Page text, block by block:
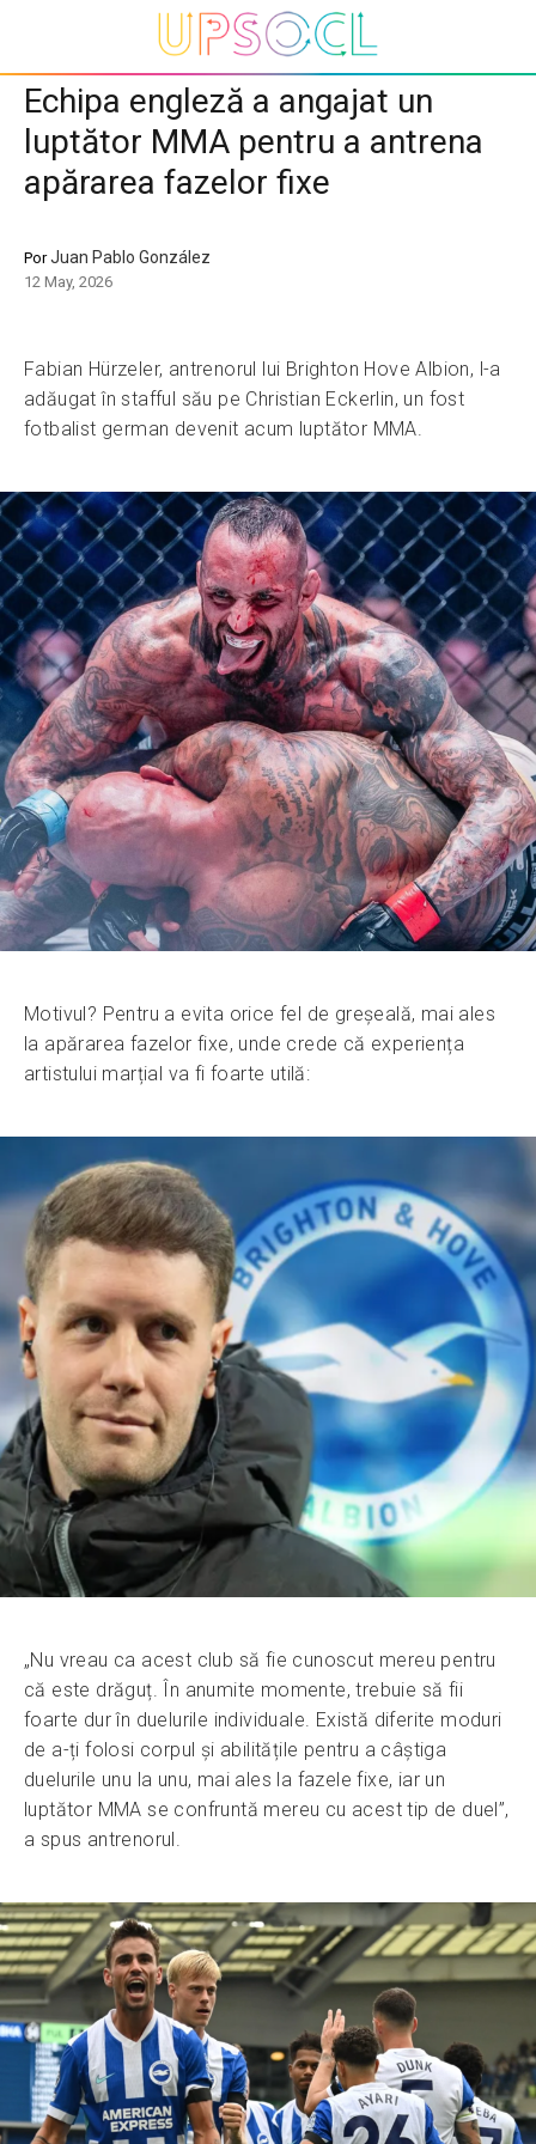
Echipa engleză a angajat un
luptător MMA pentru a antrena
apărarea fazelor fixe
PorJuan Pablo González
12 May, 2026
Fabian Hürzeler, antrenorul lui Brighton Hove Albion, l-a
adăugat în stafful său pe Christian Eckerlin, un fost
fotbalist german devenit acum luptător MMA.
Motivul? Pentru a evita orice fel de greșeală, mai ales
la apărarea fazelor fixe, unde crede că experiența
artistului marțial va fi foarte utilă:
„Nu vreau ca acest club să fie cunoscut mereu pentru
că este drăguț. În anumite momente, trebuie să fii
foarte dur în duelurile individuale. Există diferite moduri
de a-ți folosi corpul și abilitățile pentru a câștiga
duelurile unu la unu, mai ales la fazele fixe, iar un
luptător MMA se confruntă mereu cu acest tip de duel”,
a spus antrenorul.